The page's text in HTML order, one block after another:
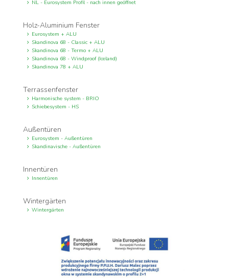
NL - Eurosystem Profil - nach innen geöffnet
Holz-Aluminium Fenster
Eurosystem + ALU
Skandinova 68 - Classic + ALU
Skandinova 68 - Termo + ALU
Skandinova 68 - Windproof (Iceland)
Skandinova 78 + ALU
Terrassenfenster
Harmonische system - BRIO
Schiebesystem - HS
Außentüren
Eurosystem - Außentüren
Skandinavische - Außentüren
Innentüren
Innentüren
Wintergärten
Wintergärten